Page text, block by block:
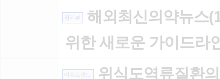
팜리뷰
해외최신의약뉴스
위한 새로운 가이드라
이슈트랜드 위식도역류질환